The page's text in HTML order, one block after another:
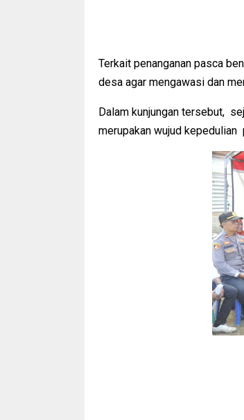
Terkait penanganan pasca
desa agar mengawasi dan
Dalam kunjungan tersebut,
merupakan wujud kepedulian